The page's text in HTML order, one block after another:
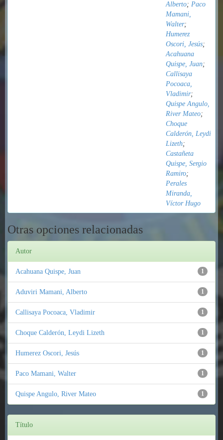
Alberto; Paco
Mamani,
Walter;
Humerez
Oscori, Jesús;
Acahuana
Quispe, Juan;
Callisaya
Pocoaca,
Vladimir;
Quispe Angulo,
River Mateo;
Choque
Calderón, Leydi
Lizeth;
Castañeta
Quispe, Sergio
Ramiro;
Perales
Miranda,
Víctor Hugo
Otras opciones relacionadas
Autor
1
Acahuana Quispe, Juan
1
Aduviri Mamani, Alberto
1
Callisaya Pocoaca, Vladimir
1
Choque Calderón, Leydi Lizeth
1
Humerez Oscori, Jesús
1
Paco Mamani, Walter
1
Quispe Angulo, River Mateo
Título